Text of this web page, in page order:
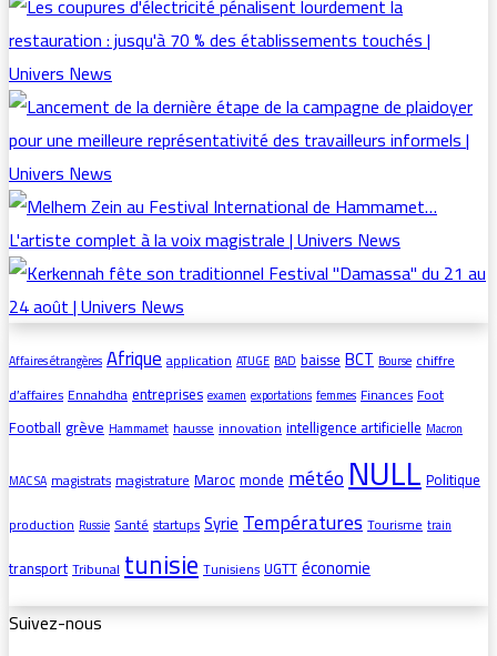
Affaires étrangères Afriqueapplication ATUGE BAD baisseBCT Bourse chiffre
d’affairesEnnahdhaentreprises examen exportations femmes FinancesFoot
Footballgrève Hammamet hausseinnovationintelligence artificielle Macron
MAC SA magistratsmagistratureMarocmondemétéoNULLPolitique
production Russie SantéstartupsSyrieTempératuresTourisme train
transportTribunaltunisieTunisiensUGTTéconomie
Suivez-nous